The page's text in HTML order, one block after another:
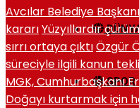
SPOR
Avcılar Belediye
kararıYüzyıllardır
sırrı ortaya çıktıÖzgür
süreciyle ilgili kanun
MGK, Cumhurbaşkanı
Doğayı kurtarmak için